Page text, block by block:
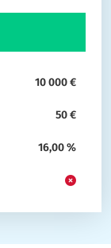
10 000 €
50 €
16,00 %